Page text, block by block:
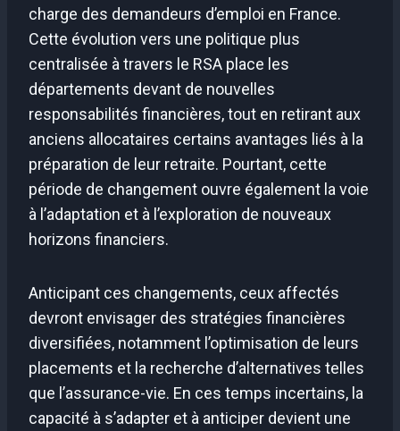
charge des demandeurs d’emploi en France.
Cette évolution vers une politique plus
centralisée à travers le RSA place les
départements devant de nouvelles
responsabilités financières, tout en retirant aux
anciens allocataires certains avantages liés à la
préparation de leur retraite. Pourtant, cette
période de changement ouvre également la voie
à l’adaptation et à l’exploration de nouveaux
horizons financiers.
Anticipant ces changements, ceux affectés
devront envisager des stratégies financières
diversifiées, notamment l’optimisation de leurs
placements et la recherche d’alternatives telles
que l’assurance-vie. En ces temps incertains, la
capacité à s’adapter et à anticiper devient une